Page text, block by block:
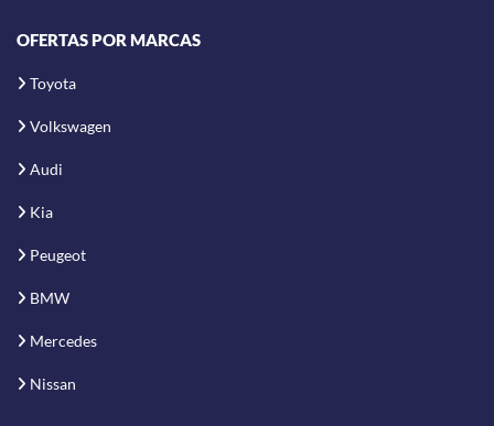
OFERTAS POR MARCAS
Toyota
Volkswagen
Audi
Kia
Peugeot
BMW
Mercedes
Nissan